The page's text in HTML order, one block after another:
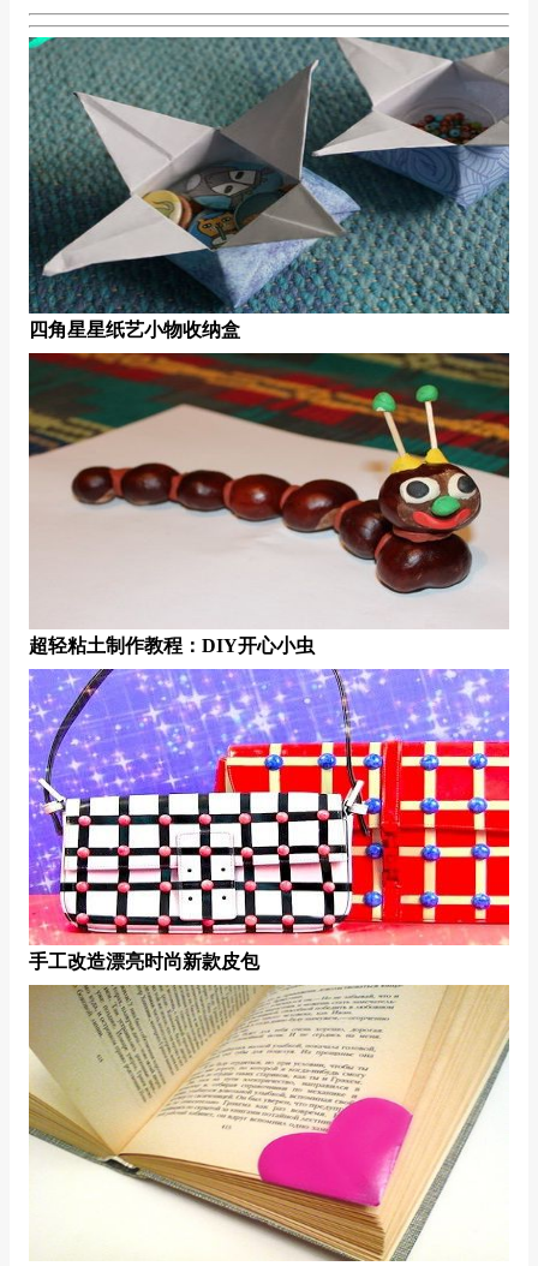
四角星星纸艺小物收纳盒
超轻粘土制作教程：DIY开心小虫
手工改造漂亮时尚新款皮包